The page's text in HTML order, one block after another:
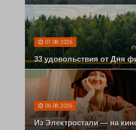
07.08.2026
33 удовольствия от Дня
06.08.2026
Из Электростали — на